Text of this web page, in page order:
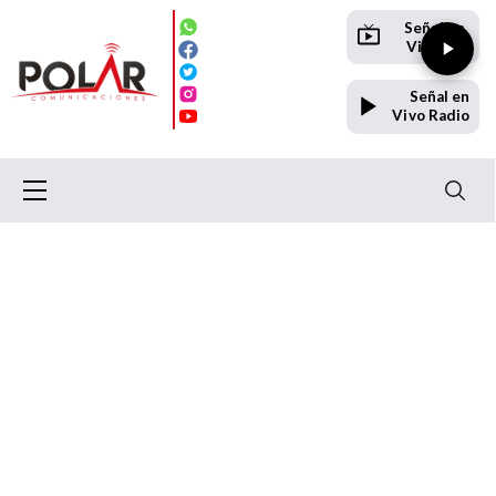
Señal en
Vivo TV
Señal en
Vivo Radio